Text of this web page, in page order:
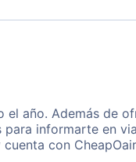
el año. Además de
informarte en
con